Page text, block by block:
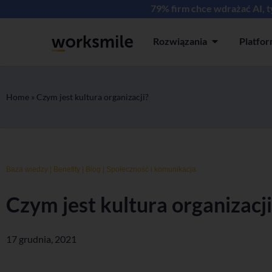
79% firm chce wdrażać AI,
Rozwiązania Open
Home » Czym jest kultura organizacji?
Baza wiedzy Benefity Blog Społeczność i komunikacja
Czym jest kultura
17 grudnia, 2021